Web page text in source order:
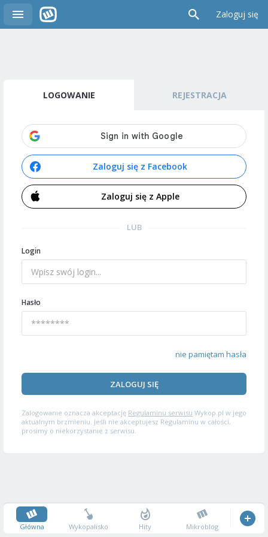
Zaloguj się
LOGOWANIE REJESTRACJA
Zaloguj się z Facebook
Zaloguj się z Apple
LUB
Login
Hasło
nie pamiętam hasła
ZALOGUJ SIĘ
Zalogowanie oznacza akceptację Regulaminu serwisu Wykop.pl w jego
aktualnym brzmieniu. Jeśli nie akceptujesz Regulaminu w całości,
prosimy o niekorzystanie z serwisu.
Główna Wykopalisko Hity Mikroblog